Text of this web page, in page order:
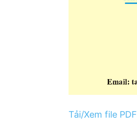
Tải/Xem file PDF